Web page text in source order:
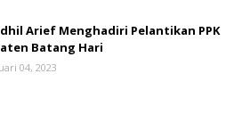
Arief Menghadiri Pelantikan PPK
Batang Hari
04, 2023